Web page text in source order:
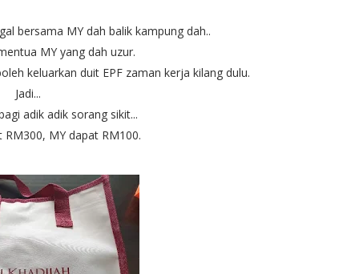
bersama MY dah balik kampung dah..
MY yang dah uzur.
keluarkan duit EPF zaman kerja kilang dulu.
Jadi...
adik adik sorang sikit...
MY dapat RM100.